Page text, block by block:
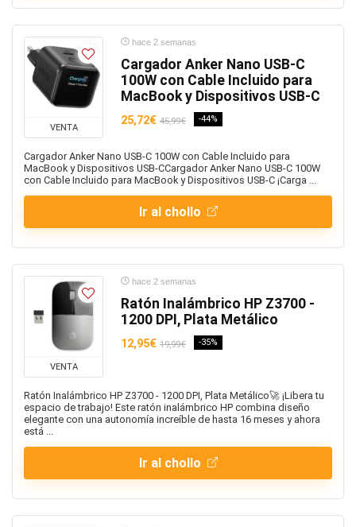
VENTA
hace 2 semanas
Cargador Anker Nano USB-C
100W con Cable Incluido para
MacBook y Dispositivos USB-C
25,72€ 45,99€ -44%
Cargador Anker Nano USB-C 100W con Cable Incluido para
MacBook y Dispositivos USB-CCargador Anker Nano USB-C 100W
con Cable Incluido para MacBook y Dispositivos USB-C ¡Carga ...
Ir al chollo
VENTA
hace 2 semanas
Ratón Inalámbrico HP Z3700 -
1200 DPI, Plata Metálico
12,95€ 19,99€ -35%
Ratón Inalámbrico HP Z3700 - 1200 DPI, Plata Metálico🚀 ¡Libera tu
espacio de trabajo! Este ratón inalámbrico HP combina diseño
elegante con una autonomía increíble de hasta 16 meses y ahora
está ...
Ir al chollo